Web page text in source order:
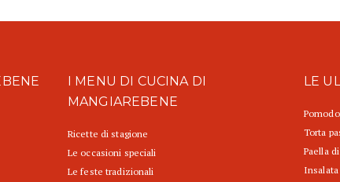
I MENU DI CUCINA DI
MANGIAREBENE
Ricette di stagione
Le occasioni speciali
Le feste tradizionali
LE
Torta
Paella